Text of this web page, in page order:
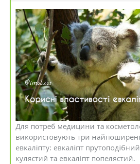
Для потреб медицини та
використовують три
евкаліпту: евкаліпт
кулястий та евкаліпт попелястий.